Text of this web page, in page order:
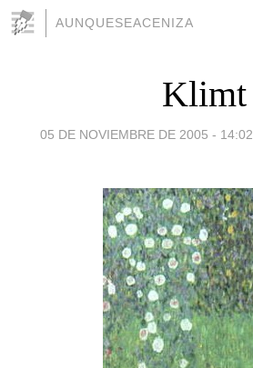
AUNQUESEACENIZA
Klimt
05 DE NOVIEMBRE DE 2005 - 14:02